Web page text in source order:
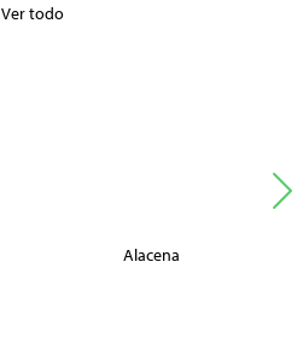
Ver todo
Alacena